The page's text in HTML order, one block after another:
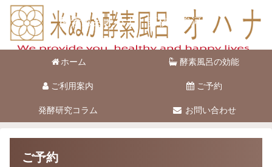
酵素風呂オハナ 藤枝市駿河台
ホーム 酵素風呂の効能
ご利用案内 ご予約
発酵研究コラム お問い合わせ
ご予約